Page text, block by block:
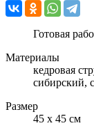
Готовая
Материалы
кедровая
сибирский,
Размер
45 х 45 см